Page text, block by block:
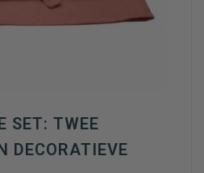
SET: TWEE
DECORATIEVE